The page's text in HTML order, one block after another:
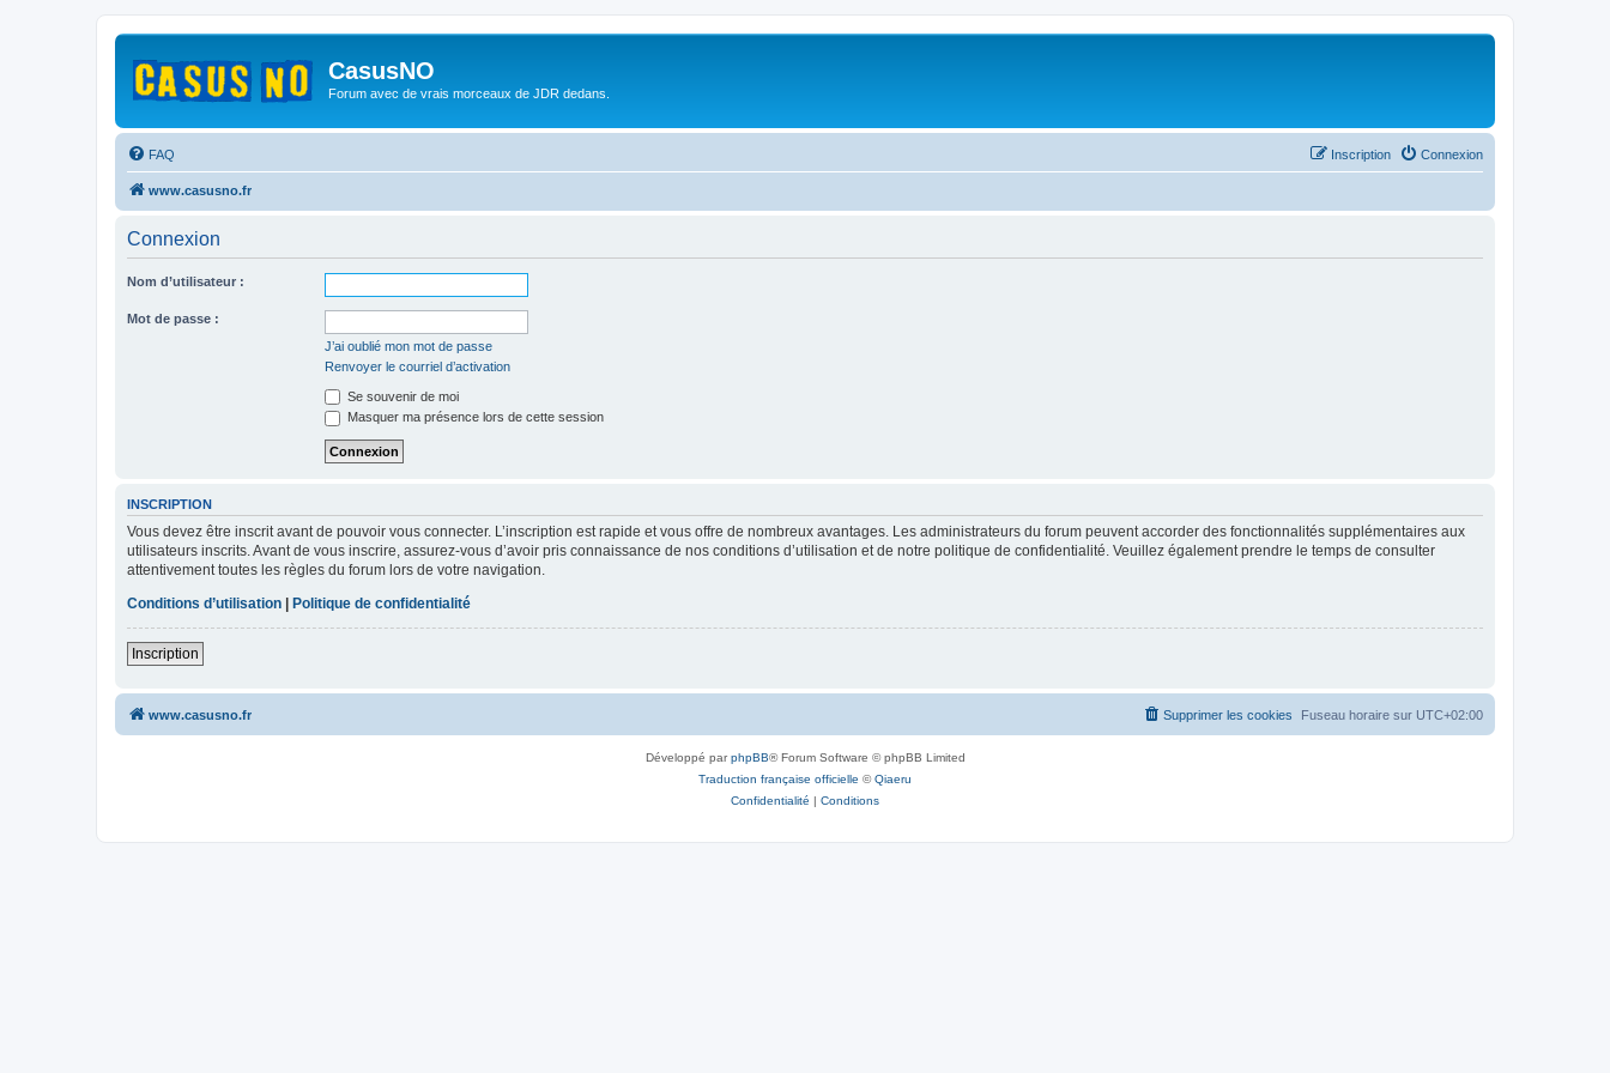
CasusNO
Forum avec de vrais morceaux de JDR dedans.
FAQ Connexion
Inscription
www.casusno.fr
Connexion
Nom d’utilisateur :
Mot de passe :
J’ai oublié mon mot de passe
Renvoyer le courriel d’activation
Se souvenir de moi
Masquer ma présence lors de cette session
INSCRIPTION
Vous devez être inscrit avant de pouvoir vous connecter. L’inscription est rapide et vous offre de nombreux avantages. Les administrateurs du forum peuvent accorder des fonctionnalités supplémentaires aux
utilisateurs inscrits. Avant de vous inscrire, assurez-vous d’avoir pris connaissance de nos conditions d’utilisation et de notre politique de confidentialité. Veuillez également prendre le temps de consulter
attentivement toutes les règles du forum lors de votre navigation.
Conditions d’utilisation
Politique de confidentialité
Inscription
www.casusno.fr Fuseau horaire sur UTC+02:00
Supprimer les cookies
Développé parphpBB® Forum Software © phpBB Limited
Traduction française officielle ©Qiaeru
Confidentialité | Conditions